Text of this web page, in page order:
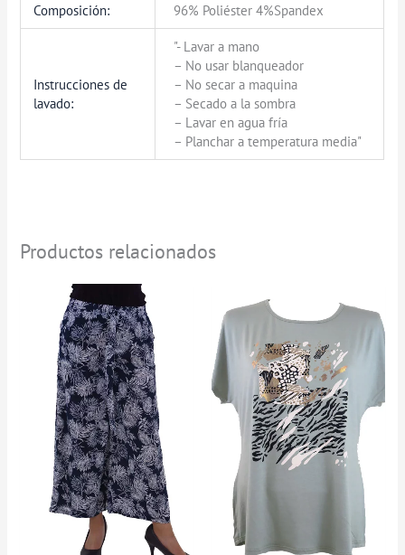
Composición: 96% Poliéster 4%Spandex
Instrucciones de
lavado:
"- Lavar a mano
– No usar blanqueador
– No secar a maquina
– Secado a la sombra
– Lavar en agua fría
– Planchar a temperatura media"
Productos relacionados